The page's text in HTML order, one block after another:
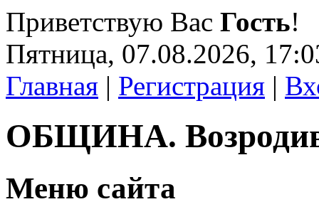
Приветствую Вас Гость!
Пятница, 07.08.2026,
Главная | Регистрация |
ОБЩИНА.
Меню сайта